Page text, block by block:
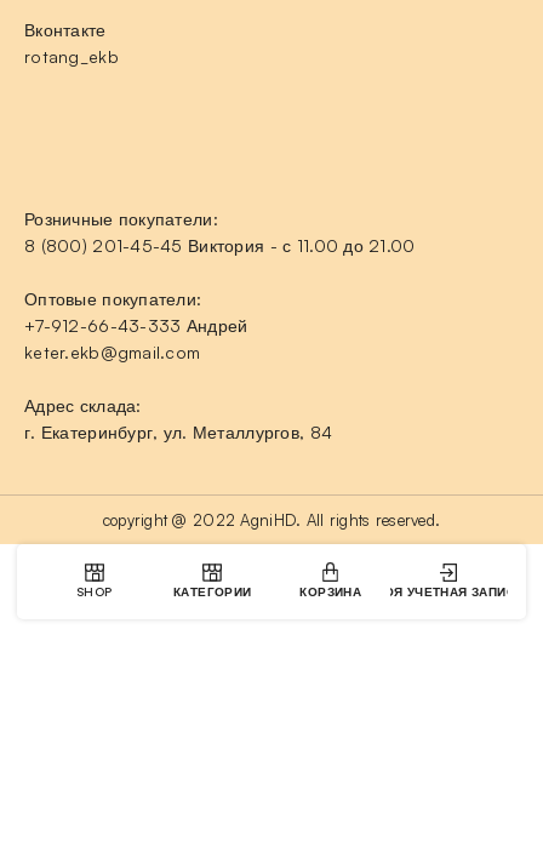
Вконтакте
rotang_ekb
Розничные покупатели:
8 (800) 201-45-45 Виктория - с 11.00 до 21.00
Оптовые покупатели:
+7-912-66-43-333 Андрей
keter.ekb@gmail.com
Адрес склада:
г. Екатеринбург, ул. Металлургов, 84
copyright @ 2022 AgniHD. All rights reserved.
SHOP КАТЕГОРИИ КОРЗИНА МОЯ УЧЕТНАЯ ЗАПИСЬ